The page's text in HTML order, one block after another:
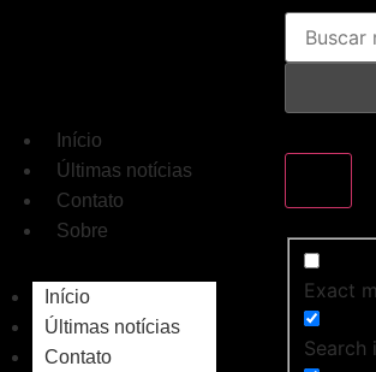
Início
Últimas notícias
Contato
Sobre
Início
Últimas notícias
Contato
Exact
Search